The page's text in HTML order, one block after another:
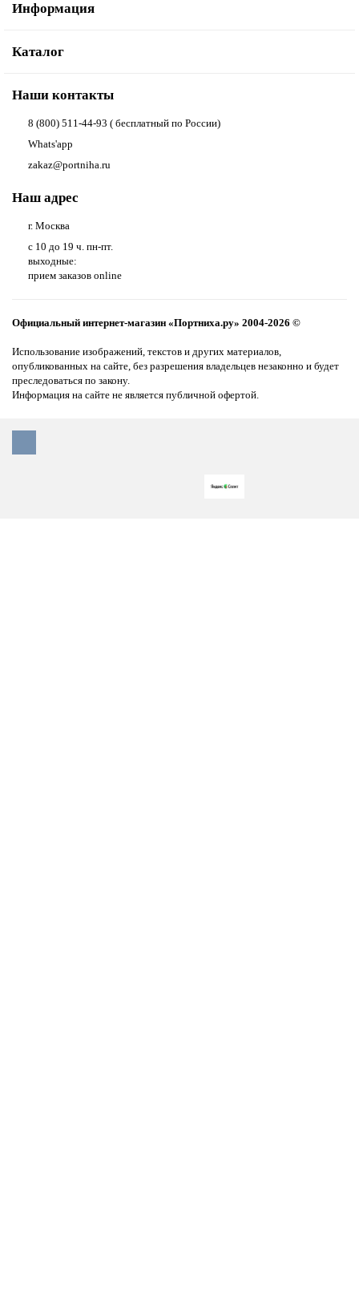
Информация
Каталог
Наши контакты
8 (800) 511-44-93 ( бесплатный по России)
Whats'app
zakaz@portniha.ru
Наш адрес
г. Москва
с 10 до 19 ч. пн-пт.
выходные:
прием заказов online
Официальный интернет-магазин «Портниха.ру» 2004-2026 ©
Использование изображений, текстов и других материалов,
опубликованных на сайте, без разрешения владельцев незаконно и будет
преследоваться по закону.
Информация на сайте не является публичной офертой.